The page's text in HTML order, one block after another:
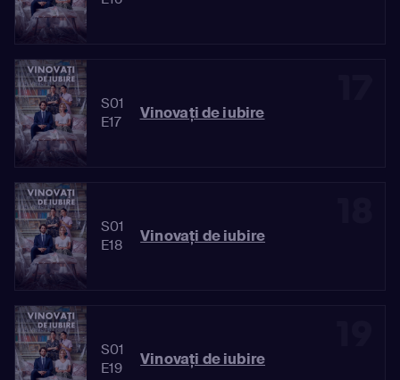
S01
E17
Vinovaţi de iubire
S01
E18
Vinovaţi de iubire
S01
E19
Vinovaţi de iubire